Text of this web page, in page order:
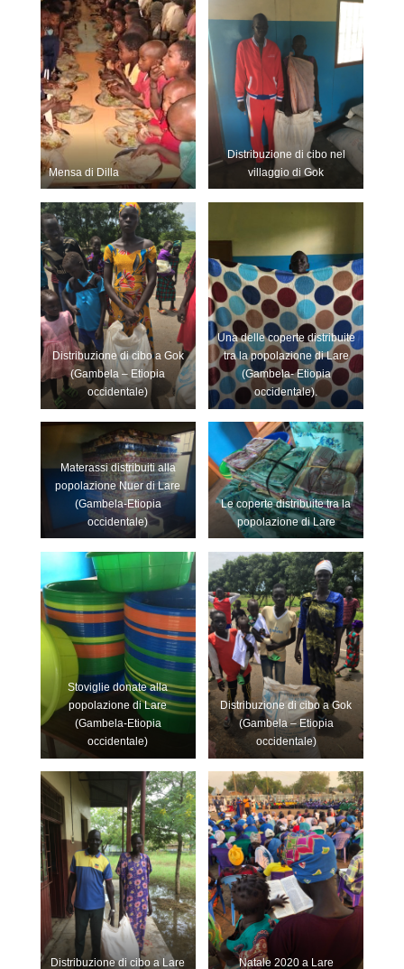
Mensa di Dilla
Distribuzione di cibo nel
villaggio di Gok
Distribuzione di cibo a Gok
(Gambela – Etiopia
occidentale)
Una delle coperte distribuite
tra la popolazione di Lare
(Gambela- Etiopia
occidentale).
Materassi distribuiti alla
popolazione Nuer di Lare
(Gambela-Etiopia
occidentale)
Le coperte distribuite tra la
popolazione di Lare
Stoviglie donate alla
popolazione di Lare
(Gambela-Etiopia
occidentale)
Distribuzione di cibo a Gok
(Gambela – Etiopia
occidentale)
Distribuzione di cibo a Lare Natale 2020 a Lare